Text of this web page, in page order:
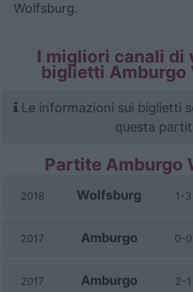
Wolfsburg.
I migliori canali di
biglietti Amburgo
Le informazioni sui biglietti
questa
Partite Amburgo
2018 Wolfsburg 1-3
2017 Amburgo 0-0
2017 Amburgo 2-1